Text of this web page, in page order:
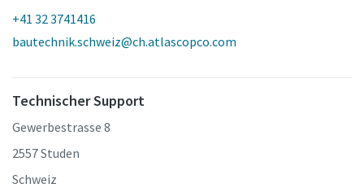
+41 32 3741416
bautechnik.schweiz@ch.atlascopco.com
Technischer Support
Gewerbestrasse 8
2557 Studen
Schweiz